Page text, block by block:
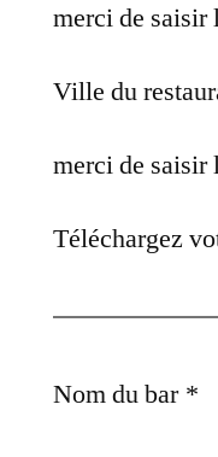
merci de saisir
Ville du
merci de saisir
Téléchargez
Nom du bar *